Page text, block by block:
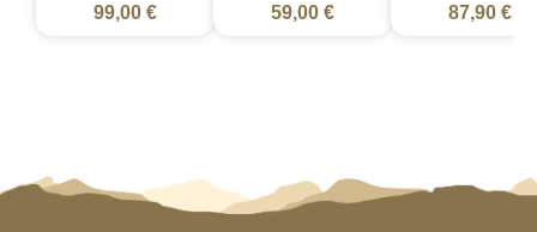
99,00 € 59,00 € 87,90 €